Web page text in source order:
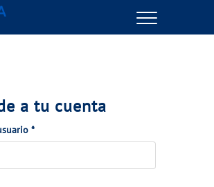
Menu
GESTIONES
a tu cuenta
*(Obligatorio)